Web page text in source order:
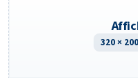
320 ×